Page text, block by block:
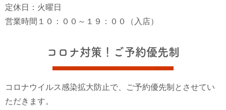
定休日：火曜日
営業時間１０：００～１９：００（入店）
コロナ対策！ご予約優先制
コロナウイルス感染拡大防止で、ご予約優先制とさせてい
ただきます。